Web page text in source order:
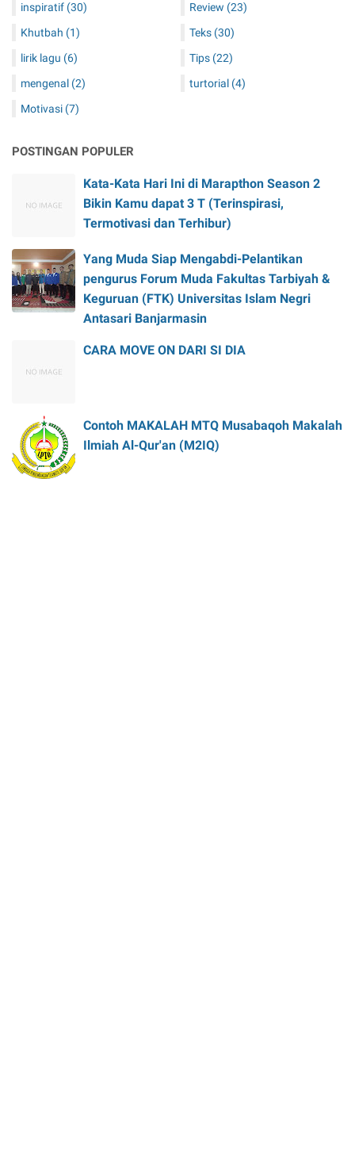
inspiratif (30)
Khutbah (1)
lirik lagu (6)
mengenal (2)
Motivasi (7)
Review (23)
Teks (30)
Tips (22)
turtorial (4)
POSTINGAN POPULER
Kata-Kata Hari Ini di Marapthon Season 2
Bikin Kamu dapat 3 T (Terinspirasi,
Termotivasi dan Terhibur)
Yang Muda Siap Mengabdi-Pelantikan
pengurus Forum Muda Fakultas Tarbiyah &
Keguruan (FTK) Universitas Islam Negri
Antasari Banjarmasin
CARA MOVE ON DARI SI DIA
Contoh MAKALAH MTQ Musabaqoh Makalah
Ilmiah Al-Qur'an (M2IQ)